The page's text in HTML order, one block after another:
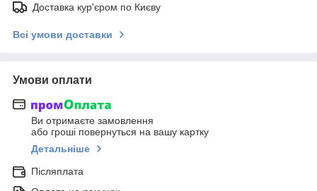
Доставка кур'єром по Києву
Всі умови доставки
Умови оплати
Ви отримаєте замовлення
або гроші повернуться на вашу картку
Детальніше
Післяплата